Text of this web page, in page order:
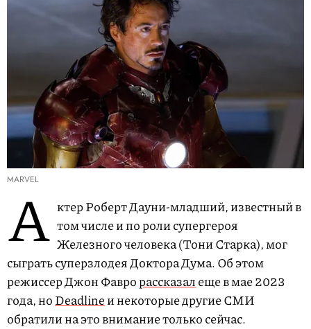
MARVEL
А ктер Роберт Дауни-младший, известный в
том числе и по роли супергероя
Железного человека (Тони Старка), мог
сыграть суперзлодея Доктора Дума. Об этом
режиссер Джон Фаврорассказалеще в мае 2023
года, ноDeadlineи некоторые другие СМИ
обратили на это внимание только сейчас.